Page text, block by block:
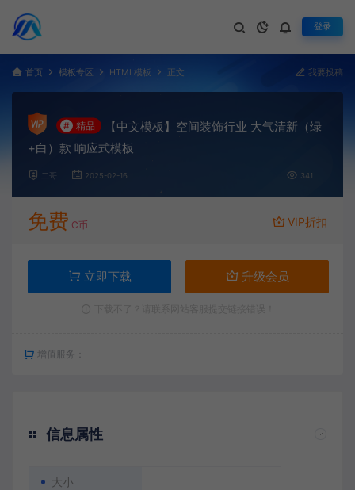
登录
首页 模板专区 HTML模板 正文 我要投稿
# 精品
【中文模板】空间装饰行业 大气清新（绿
+白）款 响应式模板
二哥 2025-02-16 341
免费 C币 VIP折扣
立即下载 升级会员
增值服务：
信息属性
大小